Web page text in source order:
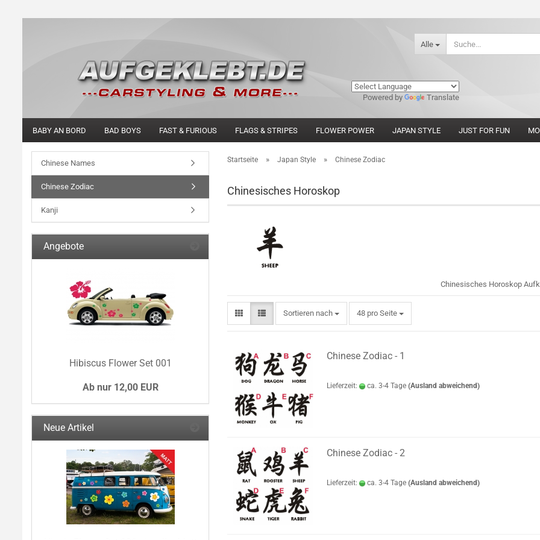
Alle
Powered by Translate
BABY AN BORD BAD BOYS FAST & FURIOUS FLAGS & STRIPES FLOWER POWER JAPAN STYLE JUST FOR FUN
Startseite » Japan Style » Chinese Zodiac
Chinesisches Horoskop
Chinesisches Horoskop
Sortieren nach
Sortieren nach 48 pro Seite
pro Seite
Chinese Zodiac - 1
Lieferzeit: ca. 3-4 Tage (Ausland abweichend)
Chinese Zodiac - 2
Lieferzeit: ca. 3-4 Tage (Ausland abweichend)
Chinese Names
Chinese Zodiac
Kanji
Angebote
Hibiscus Flower Set 001
Ab nur 12,00 EUR
Neue Artikel